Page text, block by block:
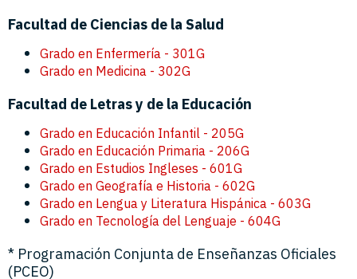
Facultad de Ciencias de la Salud
Grado en Enfermería - 301G
Grado en Medicina - 302G
Facultad de Letras y de la Educación
Grado en Educación Infantil - 205G
Grado en Educación Primaria - 206G
Grado en Estudios Ingleses - 601G
Grado en Geografía e Historia - 602G
Grado en Lengua y Literatura Hispánica - 603G
Grado en Tecnología del Lenguaje - 604G
* Programación Conjunta de Enseñanzas Oficiales
(PCEO)